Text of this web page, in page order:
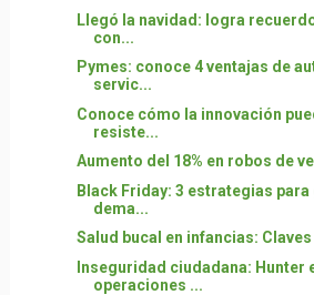
Llegó la navidad: logra
con...
Pymes: conoce 4 ventajas de
servic...
Conoce cómo la innovación
resiste...
Aumento del 18% en robos de
Black Friday: 3 estrategias
dema...
Salud bucal en infancias:
Inseguridad ciudadana: Hunter
operaciones ...